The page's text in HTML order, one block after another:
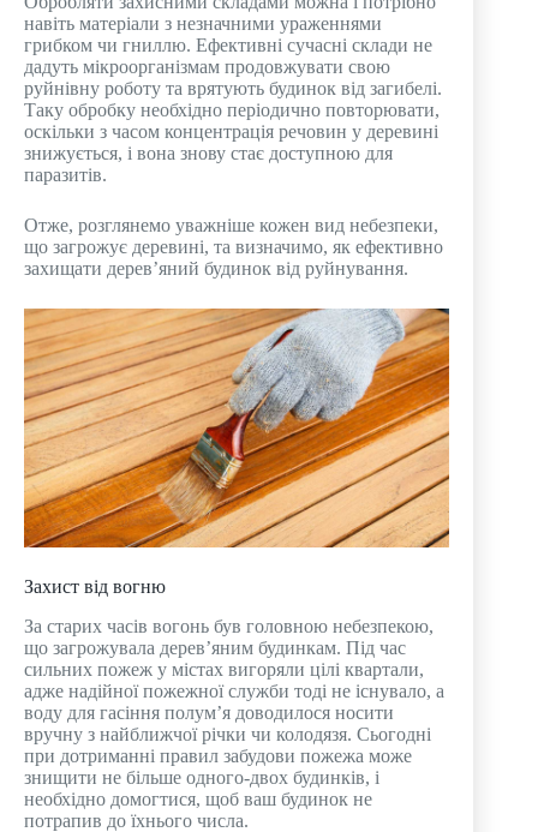
навіть матеріали з незначними ураженнями
грибком чи гниллю. Ефективні сучасні склади не
дадуть мікроорганізмам продовжувати свою
руйнівну роботу та врятують будинок від загибелі.
Таку обробку необхідно періодично повторювати,
оскільки з часом концентрація речовин у деревині
знижується, і вона знову стає доступною для
паразитів.
Отже, розглянемо уважніше кожен вид небезпеки,
що загрожує деревині, та визначимо, як ефективно
захищати дерев’яний будинок від руйнування.
Захист від вогню
За старих часів вогонь був головною небезпекою,
що загрожувала дерев’яним будинкам. Під час
сильних пожеж у містах вигоряли цілі квартали,
адже надійної пожежної служби тоді не існувало, а
воду для гасіння полум’я доводилося носити
вручну з найближчої річки чи колодязя. Сьогодні
при дотриманні правил забудови пожежа може
знищити не більше одного-двох будинків, і
необхідно домогтися, щоб ваш будинок не
потрапив до їхнього числа.